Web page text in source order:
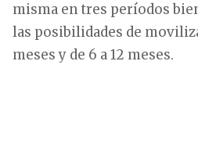
misma en tres períodos
las posibilidades de
meses y de 6 a 12 meses.